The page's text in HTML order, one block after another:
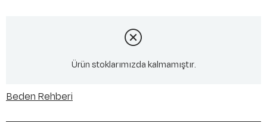
Ürün stoklarımızda kalmamıştır.
Beden Rehberi